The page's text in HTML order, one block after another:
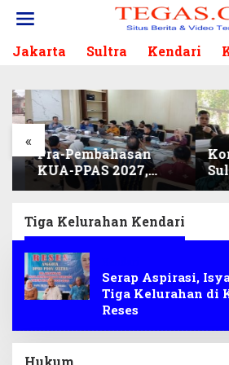
Jakarta Sultra Kendari
«
Pra-Pembahasan
KUA-PPAS 2027,
Komisi I Sisir
Berkelanjutan
Tiga Kelurahan Kendari
Serap Aspirasi,
Tiga Kelurahan di
Reses
Hukum